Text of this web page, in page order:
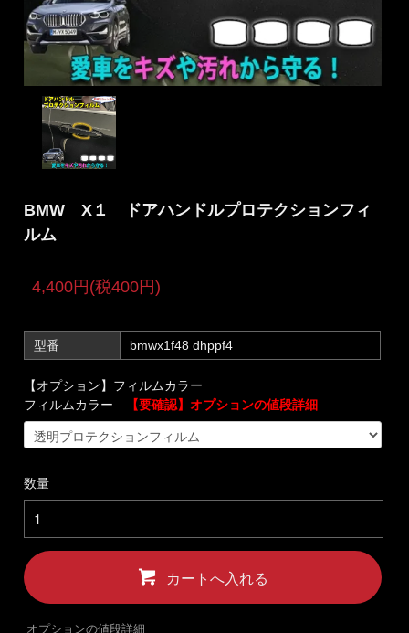
BMW X１ ドアハンドルプロテクションフィ
ルム
4,400円(税400円)
型番 bmwx1f48 dhppf4
【オプション】フィルムカラー
フィルムカラー
【要確認】オプションの値段詳細
数量
カートへ入れる
オプションの値段詳細